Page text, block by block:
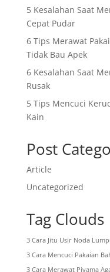
5 Kesalahan Saat
Cepat Pudar
6 Tips Merawat
Tidak Bau Apek
6 Kesalahan Saat
Rusak
5 Tips Mencuci
Kain
Post
Article
Uncategorized
Tag Clouds
3 Cara Jitu Usir Noda
3 Cara Mencuci Pakaian
3 Cara Merawat Piyama